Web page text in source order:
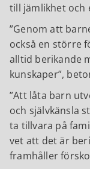
till jämlikhet och
Genom att
också en större
alltid berikande
kunskaper ,
Att låta barn
och självkänsla
ta tillvara på
vet att det är
framhåller